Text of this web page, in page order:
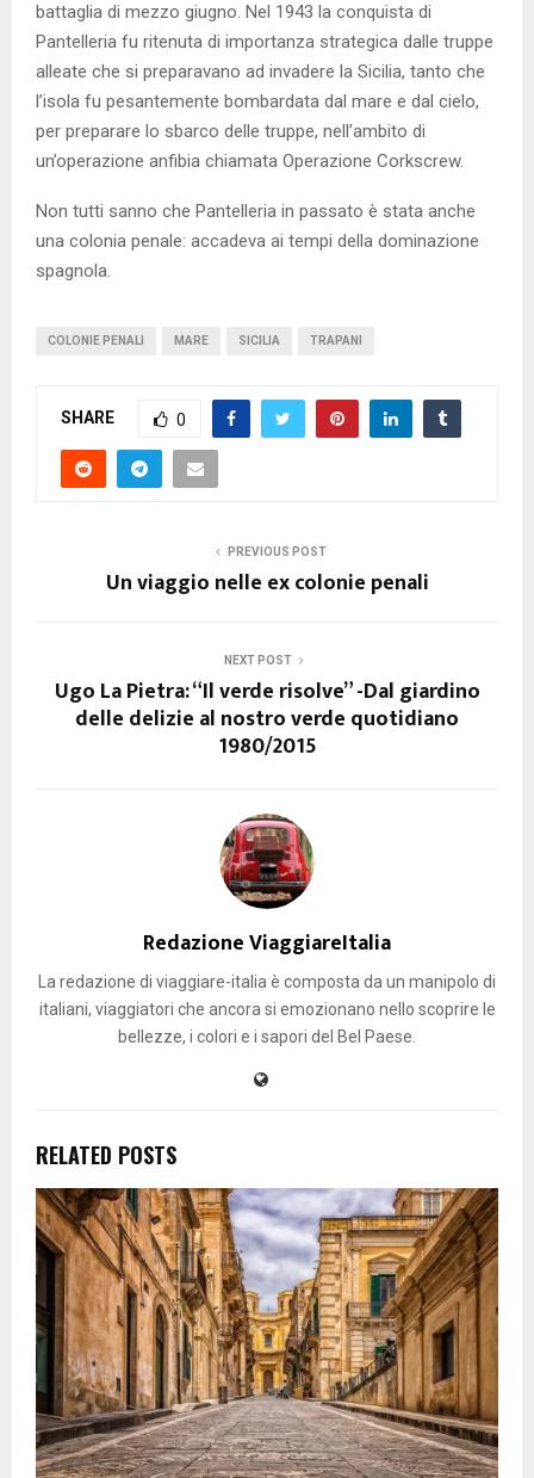
battaglia di mezzo giugno. Nel 1943 la conquista di
Pantelleria fu ritenuta di importanza strategica dalle truppe
alleate che si preparavano ad invadere la Sicilia, tanto che
l’isola fu pesantemente bombardata dal mare e dal cielo,
per preparare lo sbarco delle truppe, nell’ambito di
un’operazione anfibia chiamata Operazione Corkscrew.
Non tutti sanno che Pantelleria in passato è stata anche
una colonia penale: accadeva ai tempi della dominazione
spagnola.
COLONIE PENALI MARE SICILIA TRAPANI
SHARE 0
PREVIOUS POST
Un viaggio nelle ex colonie penali
NEXT POST
Ugo La Pietra: “Il verde risolve” -Dal giardino
delle delizie al nostro verde quotidiano
1980/2015
Redazione ViaggiareItalia
La redazione di viaggiare-italia è composta da un manipolo di
italiani, viaggiatori che ancora si emozionano nello scoprire le
bellezze, i colori e i sapori del Bel Paese.
RELATED POSTS